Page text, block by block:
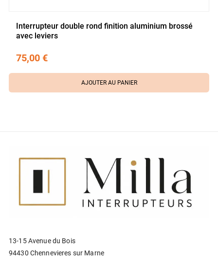
Interrupteur double rond finition aluminium brossé
avec leviers
75,00 €
AJOUTER AU PANIER
13-15 Avenue du Bois
94430 Chennevieres sur Marne